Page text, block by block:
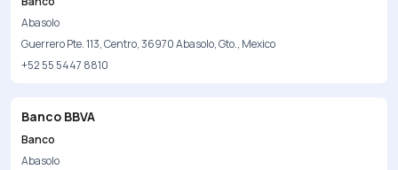
Abasolo
Guerrero Pte. 113, Centro, 36970 Abasolo, Gto., Mexico
+52 55 5447 8810
Banco BBVA
Banco
Abasolo